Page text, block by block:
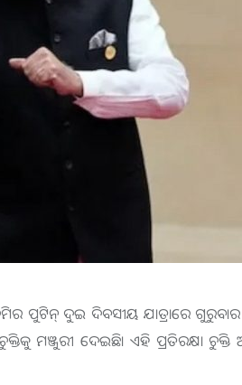
ପୁଟିନ୍ ଦୁଇ ଦିବସୀୟ ଯାତ୍ରାରେ
ମଞ୍ଜୁରୀ ଦେଇଛି। ଏହି ପ୍ରତିରକ୍ଷା